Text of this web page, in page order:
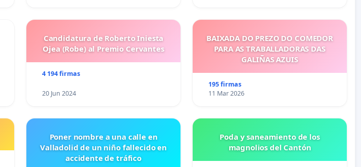
Candidatura de Roberto Iniesta
Ojea (Robe) al Premio Cervantes
4 194 firmas
20 Jun 2024
BAIXADA DO PREZO DO COMEDOR
PARA AS TRABALLADORAS DAS
GALIÑAS AZUIS
195 firmas
11 Mar 2026
Poner nombre a una calle en
Valladolid de un niño fallecido en
accidente de tráfico
Poda y saneamiento de los
magnolios del Cantón